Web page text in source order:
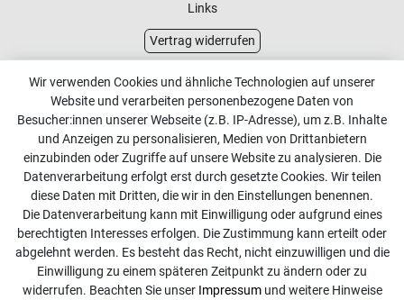
Links
Vertrag widerrufen
Kundenservice
Kontakt
Online Retourenservice
Kontakt
info@dachdecker-shop.de
+49 3501 507295
Montag - Freitag, 08:00 - 16:00
Wir verwenden Cookies und ähnliche Technologien auf unserer
Website und verarbeiten personenbezogene Daten von
Besucher:innen unserer Webseite (z.B. IP-Adresse), um z.B. Inhalte
und Anzeigen zu personalisieren, Medien von Drittanbietern
einzubinden oder Zugriffe auf unsere Website zu analysieren. Die
Datenverarbeitung erfolgt erst durch gesetzte Cookies. Wir teilen
diese Daten mit Dritten, die wir in den Einstellungen benennen.
Die Datenverarbeitung kann mit Einwilligung oder aufgrund eines
berechtigten Interesses erfolgen. Die Zustimmung kann erteilt oder
abgelehnt werden. Es besteht das Recht, nicht einzuwilligen und die
Einwilligung zu einem späteren Zeitpunkt zu ändern oder zu
widerrufen. Beachten Sie unser Impressumund weitere Hinweise